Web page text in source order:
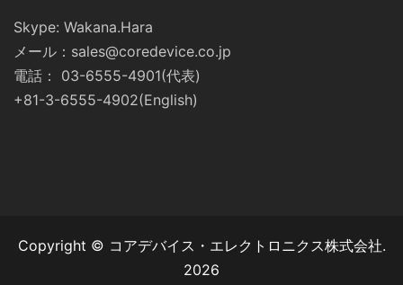
Skype: Wakana.Hara
メール：sales@coredevice.co.jp
電話： 03-6555-4901(代表)
+81-3-6555-4902(English)
Copyright © コアデバイス・エレクトロニクス株式会社.
2026